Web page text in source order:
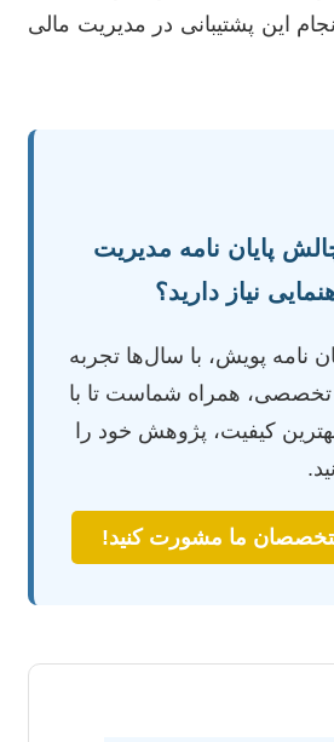
این پشتیبانی در مدیریت مالی
پایان نامه مدیریت
نیاز دارید؟
نامه پویش، با سال‌ها تجربه
تخصصی، همراه شماست تا با
کیفیت، پژوهش خود را
متخصصان ما مشورت کنید!